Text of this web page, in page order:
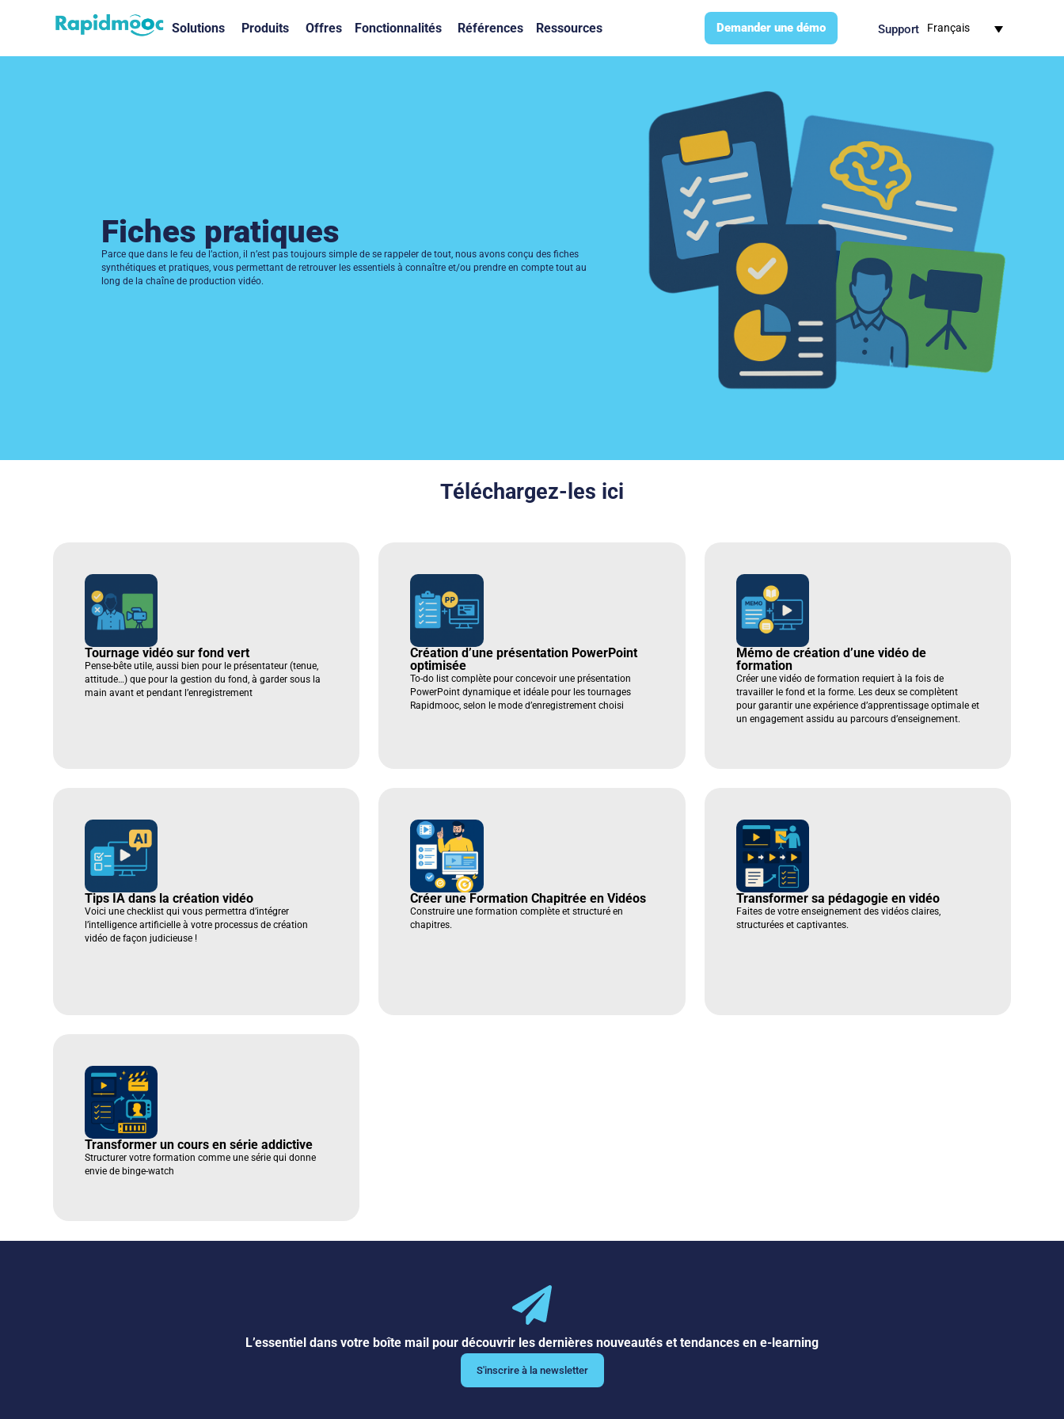
Solutions Produits Offres Fonctionnalités Références Ressources Demander une démo​ Support Français
Fiches pratiques​
Parce que dans le feu de l’action, il n’est pas toujours simple de se rappeler de tout, nous avons conçu des fiches
synthétiques et pratiques, vous permettant de retrouver les essentiels à connaître et/ou prendre en compte tout au
long de la chaîne de production vidéo.
Téléchargez-les ici
Tournage vidéo sur fond vert
Pense-bête utile, aussi bien pour le présentateur (tenue,
attitude…) que pour la gestion du fond, à garder sous la
main avant et pendant l’enregistrement
Création d’une présentation PowerPoint
optimisée
To-do list complète pour concevoir une présentation
PowerPoint dynamique et idéale pour les tournages
Rapidmooc, selon le mode d’enregistrement choisi
Mémo de création d’une vidéo de
formation
Créer une vidéo de formation requiert à la fois de
travailler le fond et la forme. Les deux se complètent
pour garantir une expérience d’apprentissage optimale et
un engagement assidu au parcours d’enseignement.
Tips IA dans la création vidéo
Voici une checklist qui vous permettra d’intégrer
l’intelligence artificielle à votre processus de création
vidéo de façon judicieuse !
Créer une Formation Chapitrée en Vidéos
Construire une formation complète et structuré en
chapitres.
Transformer sa pédagogie en vidéo
Faites de votre enseignement des vidéos claires,
structurées et captivantes.
Transformer un cours en série addictive
Structurer votre formation comme une série qui donne
envie de binge-watch
L’essentiel dans votre boîte mail pour découvrir les dernières nouveautés et tendances en e-learning
S'inscrire à la newsletter